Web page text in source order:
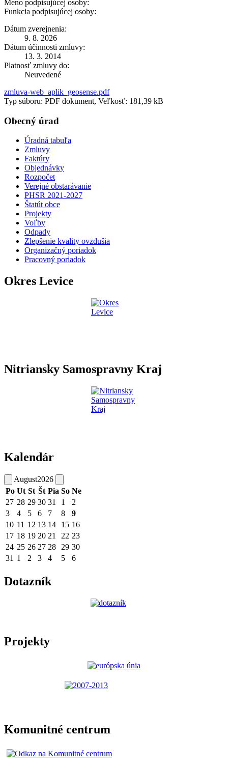
Meno podpisujúcej osoby:
Funkcia podpisujúcej osoby:
Dátum zverejnenia:
9. 8. 2026
Dátum účinnosti zmluvy:
13. 3. 2014
Platnosť zmluvy do:
Neuvedené
zmluva-web_aplik_geosense.pdf
Typ súboru: PDF dokument, Veľkosť: 181,39 kB
Obecný úrad
Úradná tabuľa
Zmluvy
Faktúry
Objednávky
Rozpočet
Verejné obstarávanie
PHSR 2021-2027
Štatút obce
Projekty
Voľby
Odpady
Zlepšenie kvality ovzdušia
Organizačný poriadok
Pracovný poriadok
Okres Levice
Nitriansky Samospravny Kraj
Kalendár
August2026
Po Ut St Št Pia So Ne
27 28 29 30 31 1
2
3
4 5 6 7 8
9
10 11 12 13 14 15 16
17 18 19 20 21 22 23
24 25 26 27 28 29 30
31 1 2 3 4 5 6
Dotazník
Projekty
Komunitné centrum